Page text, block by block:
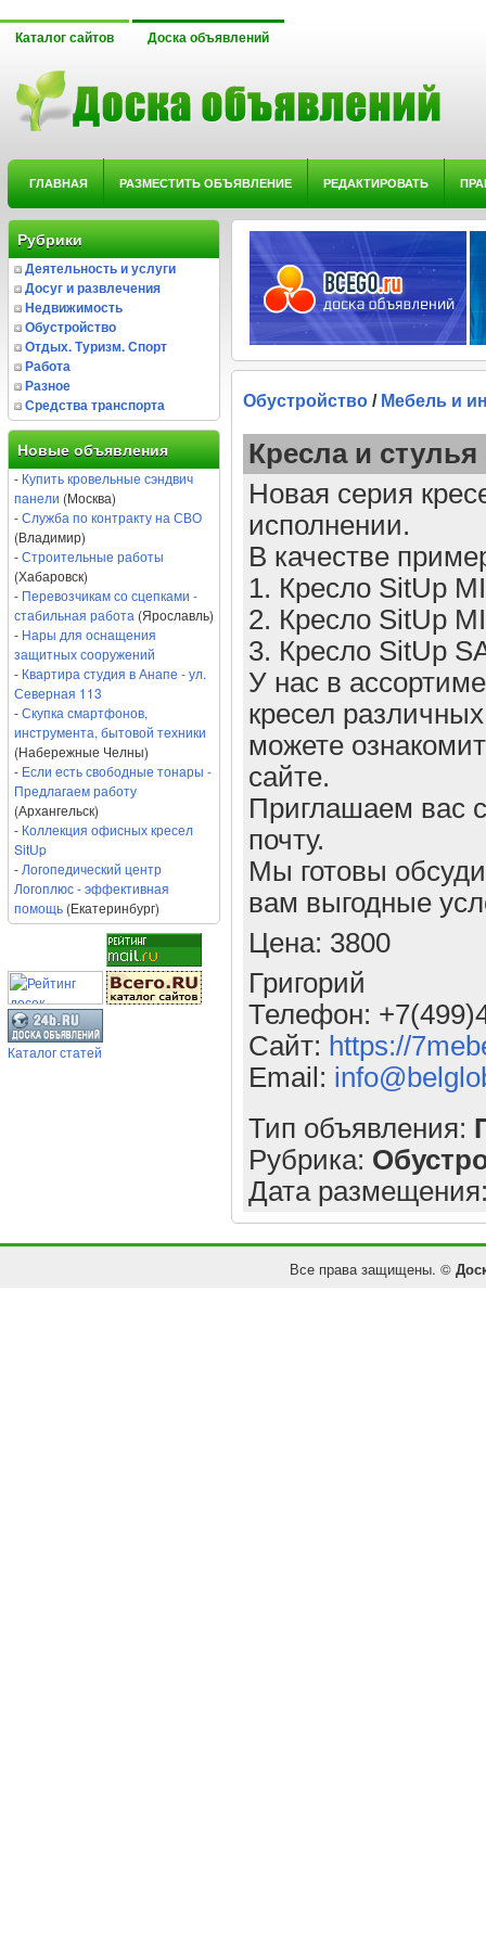
Каталог сайтов Доска объявлений
ГЛАВНАЯ РАЗМЕСТИТЬ ОБЪЯВЛЕНИЕ РЕДАКТИРОВАТЬ
Рубрики
Деятельность и услуги
Досуг и развлечения
Недвижимость
Обустройство
Отдых. Туризм. Спорт
Работа
Разное
Средства транспорта
Новые объявления
- Купить кровельные сэндвич
панели (Москва)
-Служба по контракту на СВО
(Владимир)
-Строительные работы
(Хабаровск)
- Перевозчикам со сцепками -
стабильная работа (Ярославль)
- Нары для оснащения
защитных сооружений
- Квартира студия в Анапе - ул.
Северная 113
-Скупка смартфонов,
инструмента, бытовой техники
(Набережные Челны)
- Если есть свободные тонары -
Предлагаем работу
(Архангельск)
- Коллекция офисных кресел
SitUp
- Логопедический центр
Логоплюс - эффективная
помощь (Екатеринбург)
Каталог статей
Обустройство / Мебель и
Кресла и
Новая серия
исполнении.
В качестве
1. Кресло SitUp
2. Кресло SitUp
3. Кресло SitUp
У нас в
кресел
можете
сайте.
Приглашаем вас
почту.
Мы готовы
вам выгодные
Цена: 3800
Григорий
Телефон:
Сайт: https://
Email:
Тип объявления:
Рубрика:
Дата
Все права защищены. ©